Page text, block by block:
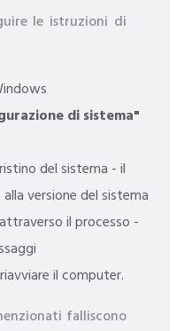
le istruzioni di
di sistema"
del sistema - il
versione del sistema
il processo -
il computer.
falliscono